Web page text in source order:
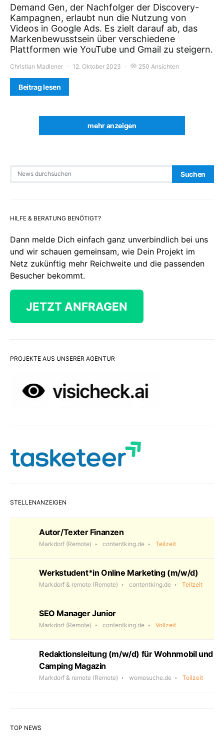
Demand Gen, der Nachfolger der Discovery-
Kampagnen, erlaubt nun die Nutzung von
Videos in Google Ads. Es zielt darauf ab, das
Markenbewusstsein über verschiedene
Plattformen wie YouTube und Gmail zu steigern.
Christian Madlener 12. Oktober 2023 250 Ansichten
Beitrag lesen
mehr anzeigen
Suchen
HILFE & BERATUNG BENÖTIGT?
Dann melde Dich einfach ganz unverbindlich bei uns
und wir schauen gemeinsam, wie Dein Projekt im
Netz zukünftig mehr Reichweite und die passenden
Besucher bekommt.
JETZT ANFRAGEN
PROJEKTE AUS UNSERER AGENTUR
STELLENANZEIGEN
Autor/Texter Finanzen
Markdorf (Remote) contentking.de Teilzeit
Werkstudent*in Online Marketing (m/w/d)
Markdorf & remote (Remote) contentking.de Teilzeit
SEO Manager Junior
Markdorf (Remote) contentking.de Vollzeit
Redaktionsleitung (m/w/d) für Wohnmobil und
Camping Magazin
Markdorf & remote (Remote) womosuche.de Teilzeit
TOP NEWS